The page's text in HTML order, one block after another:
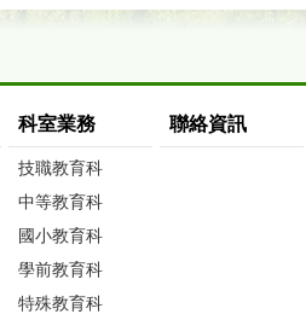
科室業務
技職教育科
中等教育科
國小教育科
學前教育科
特殊教育科
聯絡資訊